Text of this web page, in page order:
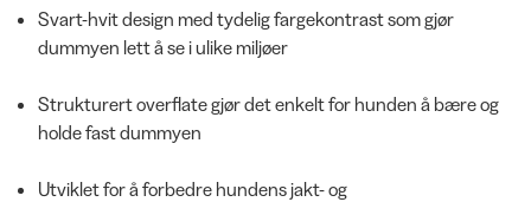
Svart-hvit design med tydelig fargekontrast som gjør
dummyen lett å se i ulike miljøer
Strukturert overflate gjør det enkelt for hunden å bære og
holde fast dummyen
Utviklet for å forbedre hundens jakt- og